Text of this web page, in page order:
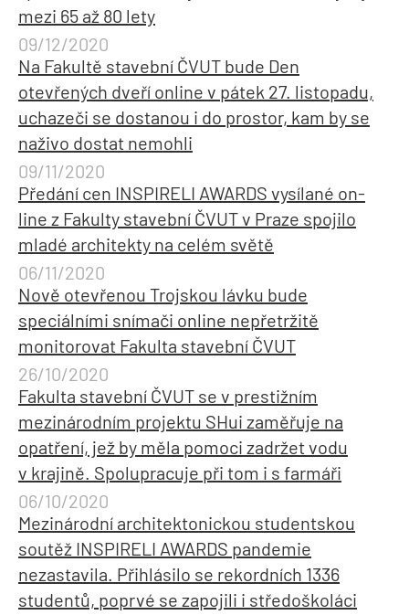
mezi 65 až 80 lety
09/12/2020
Na Fakultě stavební ČVUT bude Den
otevřených dveří online v pátek 27. listopadu,
uchazeči se dostanou i do prostor, kam by se
naživo dostat nemohli
09/11/2020
Předání cen INSPIRELI AWARDS vysílané on-
line z Fakulty stavební ČVUT v Praze spojilo
mladé architekty na celém světě
06/11/2020
Nově otevřenou Trojskou lávku bude
speciálními snímači online nepřetržitě
monitorovat Fakulta stavební ČVUT
26/10/2020
Fakulta stavební ČVUT se v prestižním
mezinárodním projektu SHui zaměřuje na
opatření, jež by měla pomoci zadržet vodu
v krajině. Spolupracuje při tom i s farmáři
06/10/2020
Mezinárodní architektonickou studentskou
soutěž INSPIRELI AWARDS pandemie
nezastavila. Přihlásilo se rekordních 1336
studentů, poprvé se zapojili i středoškoláci